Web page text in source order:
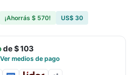
¡Ahorrás $ 570! US$ 30
de$ 103
Ver medios de pago